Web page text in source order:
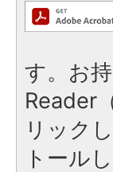
す。お
Reader
リック
トール